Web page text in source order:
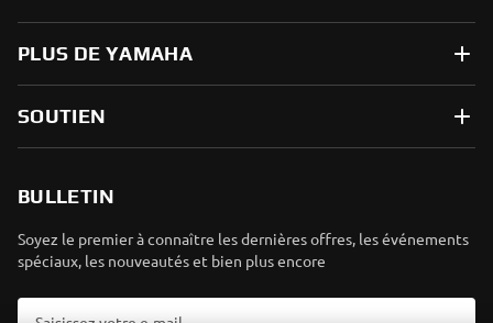
PLUS DE YAMAHA
SOUTIEN
BULLETIN
Soyez le premier à connaître les dernières offres, les événements
spéciaux, les nouveautés et bien plus encore